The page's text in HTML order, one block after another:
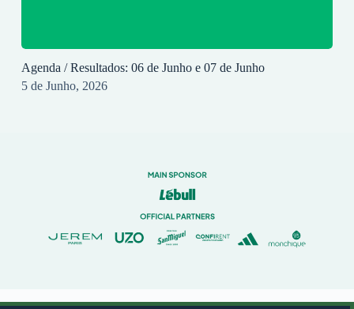
Agenda / Resultados: 06 de Junho e 07 de Junho
5 de Junho, 2026